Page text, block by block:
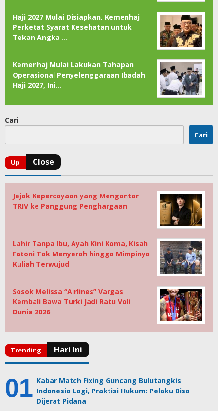
Haji 2027 Mulai Disiapkan, Kemenhaj
Perketat Syarat Kesehatan untuk
Tekan Angka …
Kemenhaj Mulai Lakukan Tahapan
Operasional Penyelenggaraan Ibadah
Haji 2027, Ini…
Cari
Cari
Jejak Kepercayaan yang Mengantar
TRIV ke Panggung Penghargaan
Lahir Tanpa Ibu, Ayah Kini Koma, Kisah
Fatoni Tak Menyerah hingga Mimpinya
Kuliah Terwujud
Sosok Melissa “Airlines” Vargas
Kembali Bawa Turki Jadi Ratu Voli
Dunia 2026
Kabar Match Fixing Guncang Bulutangkis
Indonesia Lagi, Praktisi Hukum: Pelaku Bisa
Dijerat Pidana